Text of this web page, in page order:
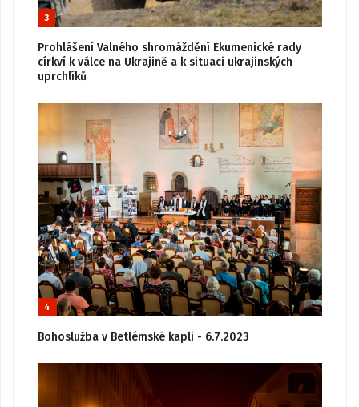
3
Prohlášení Valného shromáždění Ekumenické rady
církví k válce na Ukrajině a k situaci ukrajinských
uprchlíků
4
Bohoslužba v Betlémské kapli - 6.7.2023